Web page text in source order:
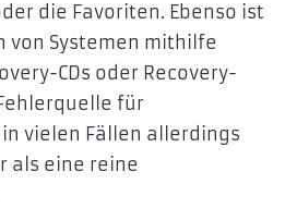
die Favoriten. Ebenso ist
von Systemen mithilfe
CDs oder Recovery-
für
vielen Fällen allerdings
als eine reine